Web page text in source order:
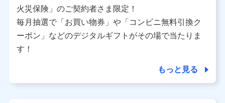
バンネット日本橋ビル 3F
株式会社ドコモ・インシュアランス
個人情報の第三者提供について
火災保険」のご契約者さま限定！
毎月抽選で「お買い物券」や「コンビニ無料引換ク
ーポン」などのデジタルギフトがその場で当たりま
す！
もっと見る